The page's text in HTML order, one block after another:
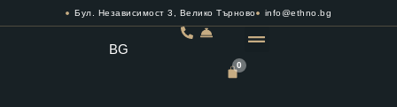
Бул. Независимост 3, Велико Търново info@ethno.bg
BG
0